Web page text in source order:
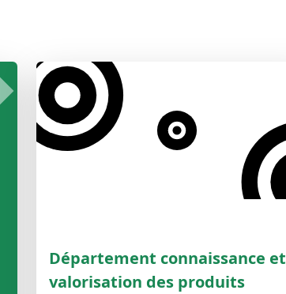
Département connaissance et
valorisation des produits